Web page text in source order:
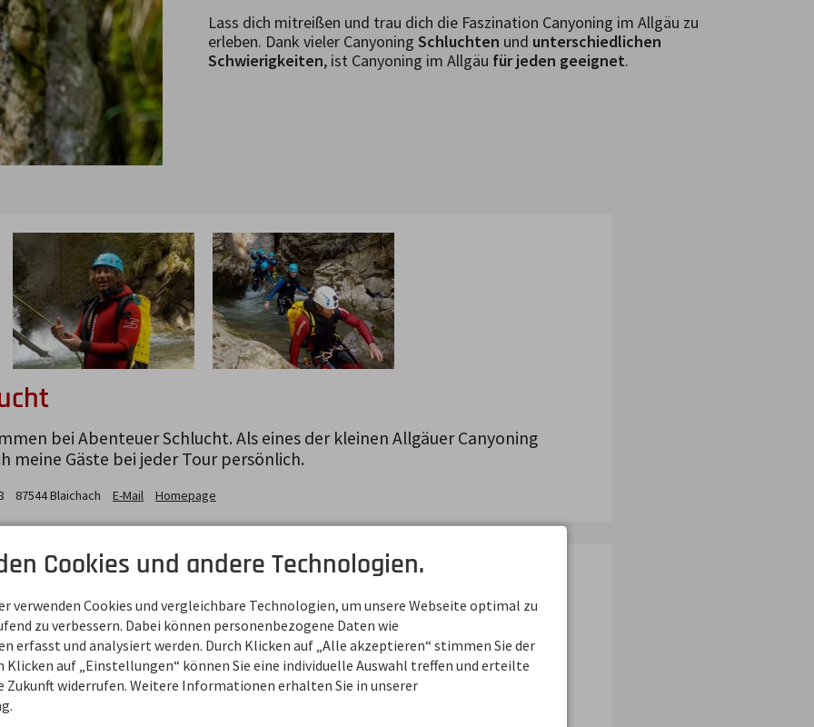
Lass dich mitreißen und trau dich die Faszination Canyoning im Allgäu zu
erleben. Dank vieler Canyoning Schluchten und unterschiedlichen
Schwierigkeiten, ist Canyoning im Allgäu für jeden geeignet.
bei Abenteuer Schlucht. Als eines der kleinen Allgäuer Canyoning
meine Gäste bei jeder Tour persönlich.
87544Blaichach E-Mail Homepage
Cookies und andere Technologien.
verwenden Cookies und vergleichbare Technologien, um unsere Webseite optimal zu
zu verbessern. Dabei können personenbezogene Daten wie
erfasst und analysiert werden. Durch Klicken auf „Alle akzeptieren“ stimmen Sie der
Klicken auf „Einstellungen“ können Sie eine individuelle Auswahl treffen und erteilte
Zukunft widerrufen. Weitere Informationen erhalten Sie in unserer